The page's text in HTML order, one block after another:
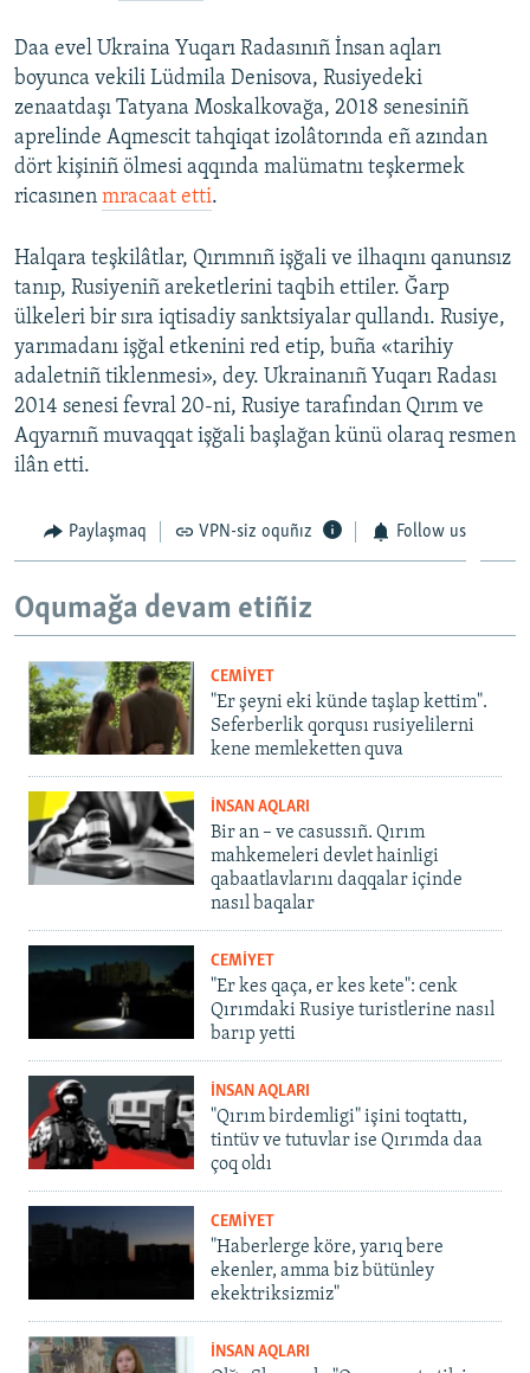
Daa evel Ukraina Yuqarı Radasınıñ İnsan aqları
boyunca vekili Lüdmila Denisova, Rusiyedeki
zenaatdaşı Tatyana Moskalkovağa, 2018 senesiniñ
aprelinde Aqmescit tahqiqat izolâtorında eñ azından
dört kişiniñ ölmesi aqqında malümatnı teşkermek
ricasınen mracaat etti.
Halqara teşkilâtlar, Qırımnıñ işğali ve ilhaqını qanunsız
tanıp, Rusiyeniñ areketlerini taqbih ettiler. Ğarp
ülkeleri bir sıra iqtisadiy sanktsiyalar qullandı. Rusiye,
yarımadanı işğal etkenini red etip, buña «tarihiy
adaletniñ tiklenmesi», dey. Ukrainanıñ Yuqarı Radası
2014 senesi fevral 20-ni, Rusiye tarafından Qırım ve
Aqyarnıñ muvaqqat işğali başlağan künü olaraq resmen
ilân etti.
Paylaşmaq VPN-siz oquñız Follow us
Oqumağa devam etiñiz
CEMİYET
"Er şeyni eki künde taşlap kettim".
Seferberlik qorqusı rusiyelilerni
kene memleketten quva
İNSAN AQLARI
Bir an – ve casussıñ. Qırım
mahkemeleri devlet hainligi
qabaatlavlarını daqqalar içinde
nasıl baqalar
CEMİYET
"Er kes qaça, er kes kete": cenk
Qırımdaki Rusiye turistlerine nasıl
barıp yetti
İNSAN AQLARI
"Qırım birdemligi" işini toqtattı,
tintüv ve tutuvlar ise Qırımda daa
çoq oldı
CEMİYET
"Haberlerge köre, yarıq bere
ekenler, amma biz bütünley
ekektriksizmiz"
İNSAN AQLARI